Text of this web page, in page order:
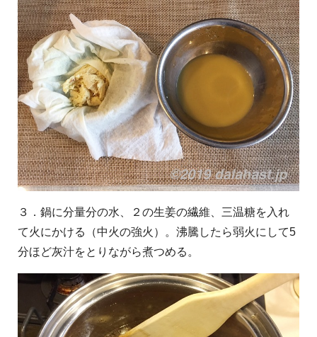
３．鍋に分量分の水、２の生姜の繊維、三温糖を入れ
て火にかける（中火の強火）。沸騰したら弱火にして5
分ほど灰汁をとりながら煮つめる。